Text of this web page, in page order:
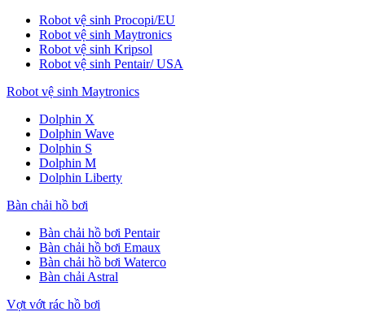
Robot vệ sinh Procopi/EU
Robot vệ sinh Maytronics
Robot vệ sinh Kripsol
Robot vệ sinh Pentair/ USA
Robot vệ sinh Maytronics
Dolphin X
Dolphin Wave
Dolphin S
Dolphin M
Dolphin Liberty
Bàn chải hồ bơi
Bàn chải hồ bơi Pentair
Bàn chải hồ bơi Emaux
Bàn chải hồ bơi Waterco
Bàn chải Astral
Vợt vớt rác hồ bơi